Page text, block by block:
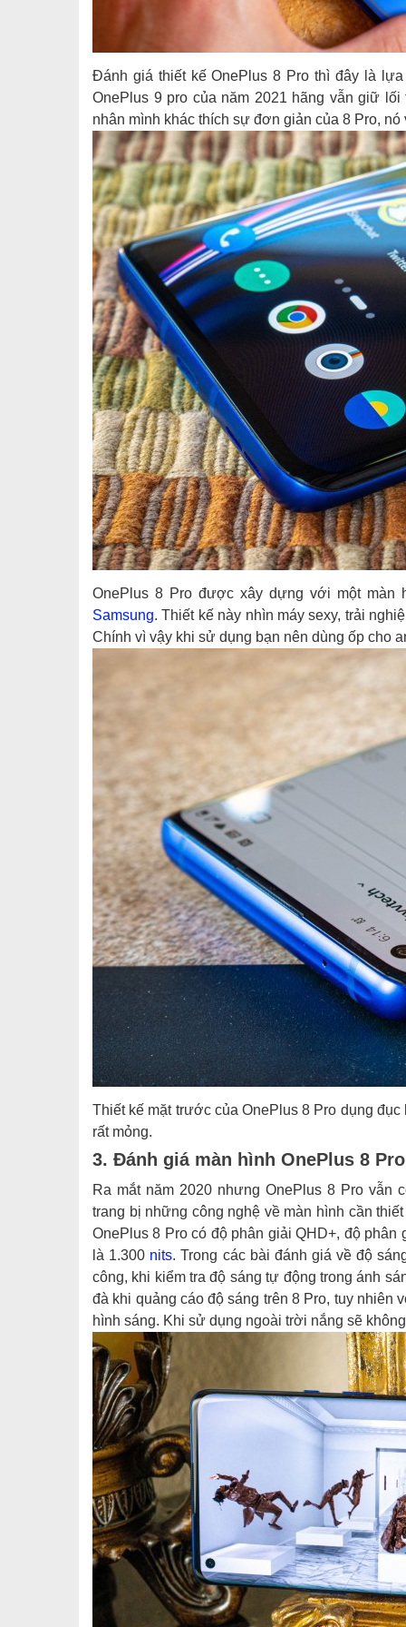
Đánh giá thiết kế OnePlus 8 Pro thì đây là
OnePlus 9 pro của năm 2021 hãng vẫn giữ
nhân mình khác thích sự đơn giản của 8 Pro,
OnePlus 8 Pro được xây dựng với một màn
Samsung. Thiết kế này nhìn máy sexy, trải
Chính vì vậy khi sử dụng bạn nên dùng ốp cho
Thiết kế mặt trước của OnePlus 8 Pro dụng
rất mỏng.
3. Đánh giá màn hình OnePlus 8 Pro
Ra mắt năm 2020 nhưng OnePlus 8 Pro vẫn
trang bị những công nghệ về màn hình cần
OnePlus 8 Pro có độ phân giải QHD+, độ
là 1.300 nits. Trong các bài đánh giá về độ
công, khi kiểm tra độ sáng tự động trong ánh
đà khi quảng cáo độ sáng trên 8 Pro, tuy nhiên
hình sáng. Khi sử dụng ngoài trời nắng sẽ